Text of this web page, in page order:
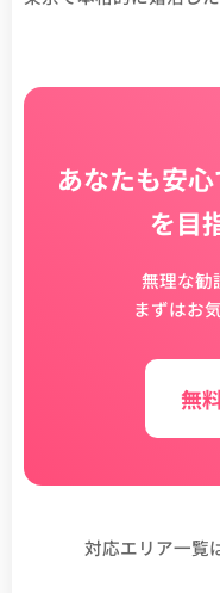
あなたも安
を目
無理な勧
まずはお
無
対応エリア一覧